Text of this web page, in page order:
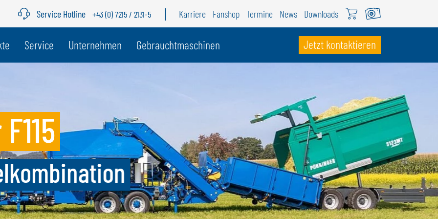
NEDERLANDS
FRANÇAIS
DEUTSCH
FRANÇAIS
Service Hotline +43 (0) 7215 / 2131-5 Karriere Fanshop Termine News Downloads
Service Unternehmen Gebrauchtmaschinen Jetzt kontaktieren